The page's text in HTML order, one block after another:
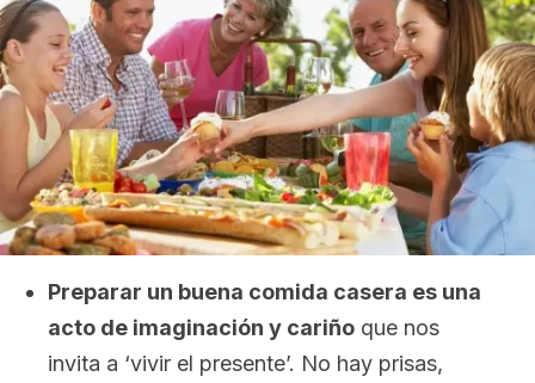
Preparar un buena comida casera es una
acto de imaginación y cariño que nos
invita a ‘vivir el presente’. No hay prisas,